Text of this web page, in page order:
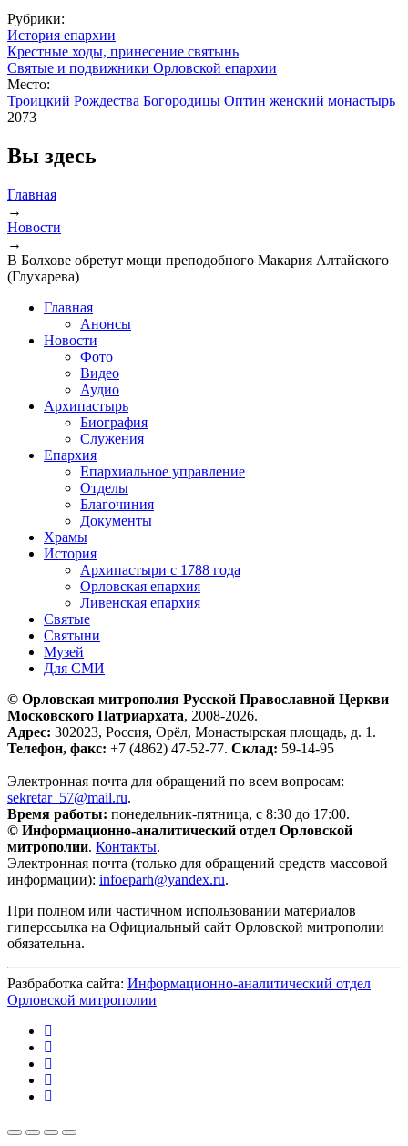
Рубрики:
История епархии
Крестные ходы, принесение святынь
Святые и подвижники Орловской епархии
Место:
Троицкий Рождества Богородицы Оптин женский монастырь
2073
Вы здесь
Главная
→
Новости
→
В Болхове обретут мощи преподобного Макария Алтайского
(Глухарева)
Главная
Анонсы
Новости
Фото
Видео
Аудио
Архипастырь
Биография
Служения
Епархия
Епархиальное управление
Отделы
Благочиния
Документы
Храмы
История
Архипастыри с 1788 года
Орловская епархия
Ливенская епархия
Святые
Святыни
Музей
Для СМИ
© Орловская митрополия Русской Православной Церкви
Московского Патриархата, 2008-2026.
Адрес: 302023, Россия, Орёл, Монастырская площадь, д. 1.
Телефон, факс: +7 (4862) 47-52-77. Склад: 59-14-95
Электронная почта для обращений по всем вопросам:
sekretar_57@mail.ru.
Время работы: понедельник-пятница, с 8:30 до 17:00.
© Информационно-аналитический отдел Орловской
митрополии. Контакты.
Электронная почта (только для обращений средств массовой
информации): infoeparh@yandex.ru.
При полном или частичном использовании материалов
гиперссылка на Официальный сайт Орловской митрополии
обязательна.
Разбработка сайта: Информационно-аналитический отдел
Орловской митрополии